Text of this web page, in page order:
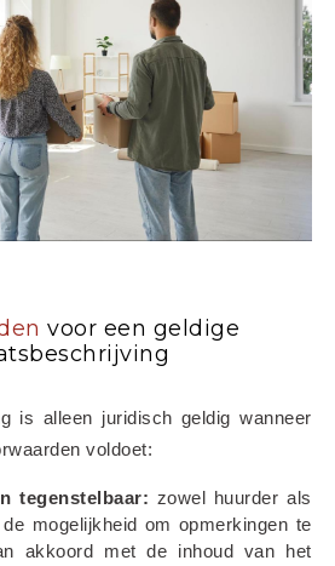
voor een geldige
is alleen juridisch geldig wanneer
voldoet:
tegenstelbaar: zowel huurder als
mogelijkheid om opmerkingen te
akkoord met de inhoud van het